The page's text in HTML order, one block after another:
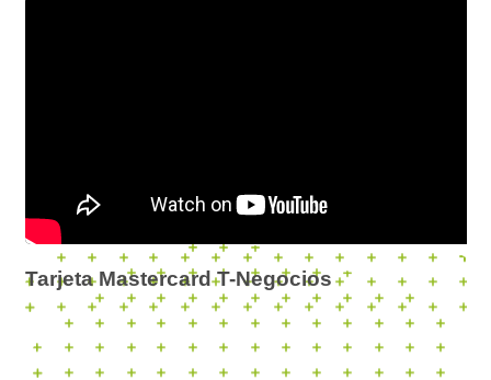
Tarjeta Mastercard T-Negocios